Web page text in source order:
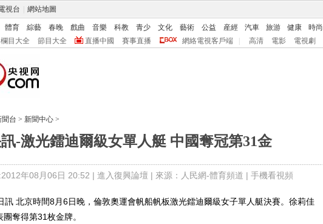
視台 網站地圖
體育 綜藝 春晚 戲曲 音樂 科教 青少 文化 藝術 公益 産經 汽車 旅游 健康 時尚
欄目大全 節目大全 直播中國 賽事直播 網絡電視客戶端 高清 電影 電視劇
聞台 > 新聞中心 >
-激光鐳迪爾級女單人艇 中國奪冠第31金
年08月06日 20:52 | 進入復興論壇 | 來源：人民網-體育頻道 | 手機看視頻
北京時間8月6日晚，倫敦奧運會帆船帆板激光鐳迪爾級女子單人艇決賽。徐莉佳
奪得第31枚金牌。